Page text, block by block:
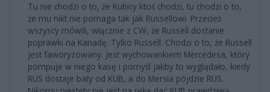
Tu nie chodzi o to, że Kubicy ktoś chodzi, tu chodzi o to,
że mu nikt nie pomaga tak jak Russellowi. Przecież
wszyscy mówili, włącznie z CW, że Russell dostanie
poprawki na Kanadę. Tylko Russell. Chodzi o to, że Russell
jest faworyzowany. Jest wychowankiem Mercedesa, który
pompuje w niego kasę i pomyśl jakby to wyglądało, kiedy
RUS dostaje baty od KUB, a do Mersia pójdzie RUS.